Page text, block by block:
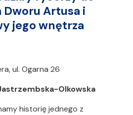
Dworu Artusa i
jego wnętrza
ul. Ogarna 26
Olkowska
historię jednego z